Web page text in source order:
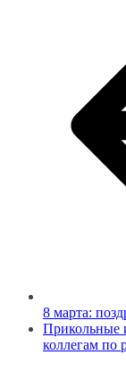
8 марта:
Прикольные
коллегам по